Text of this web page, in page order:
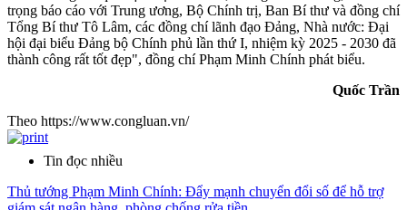
trọng báo cáo với Trung ương, Bộ Chính trị, Ban Bí thư và đồng chí
Tổng Bí thư Tô Lâm, các đồng chí lãnh đạo Đảng, Nhà nước: Đại
hội đại biểu Đảng bộ Chính phủ lần thứ I, nhiệm kỳ 2025 - 2030 đã
thành công rất tốt đẹp", đồng chí Phạm Minh Chính phát biểu.
Quốc Trần
Theo https://www.congluan.vn/
Tin đọc nhiều
Thủ tướng Phạm Minh Chính: Đẩy mạnh chuyển đổi số để hỗ trợ